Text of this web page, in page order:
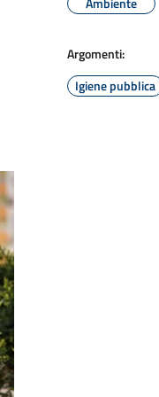
Argomenti:
Igiene pubblica